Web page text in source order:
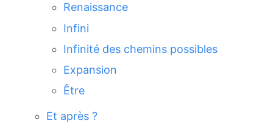
Renaissance
Infini
Infinité des chemins possibles
Expansion
Être
Et après ?